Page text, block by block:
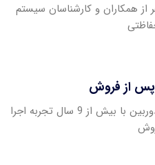
همکاری با بیش از 500 نفر از همکاران و کارشناسان سیستم
پس از فروش
پشتیبانی و مشاوره فنی تیم هایپردوربین با بیش از 9 سال تجربه اجرا